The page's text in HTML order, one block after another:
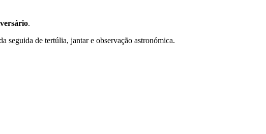
.
seguida de tertúlia, jantar e observação astronómica.